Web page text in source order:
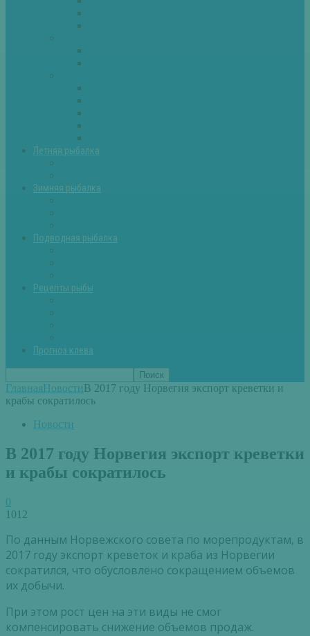
Летняя рыбалка
Зимняя рыбалка
Подводная рыбалка
Рецепты рыбы
Прогноз клева
ГлавнаяНовостиВ 2017 году Норвегия экспорт креветки и
крабы сократилось
Новости
В 2017 году Норвегия экспорт креветки
и крабы сократилось
0
1012
По данным Норвежского совета по морепродуктам, в
2017 году экспорт креветок и краба из Норвегии
сократился, что обусловлено сокращением объемов
их добычи.
При этом рост цен на эти виды не смог
компенсировать снижение объемов продаж.